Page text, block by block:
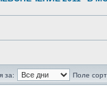
за:
Поле